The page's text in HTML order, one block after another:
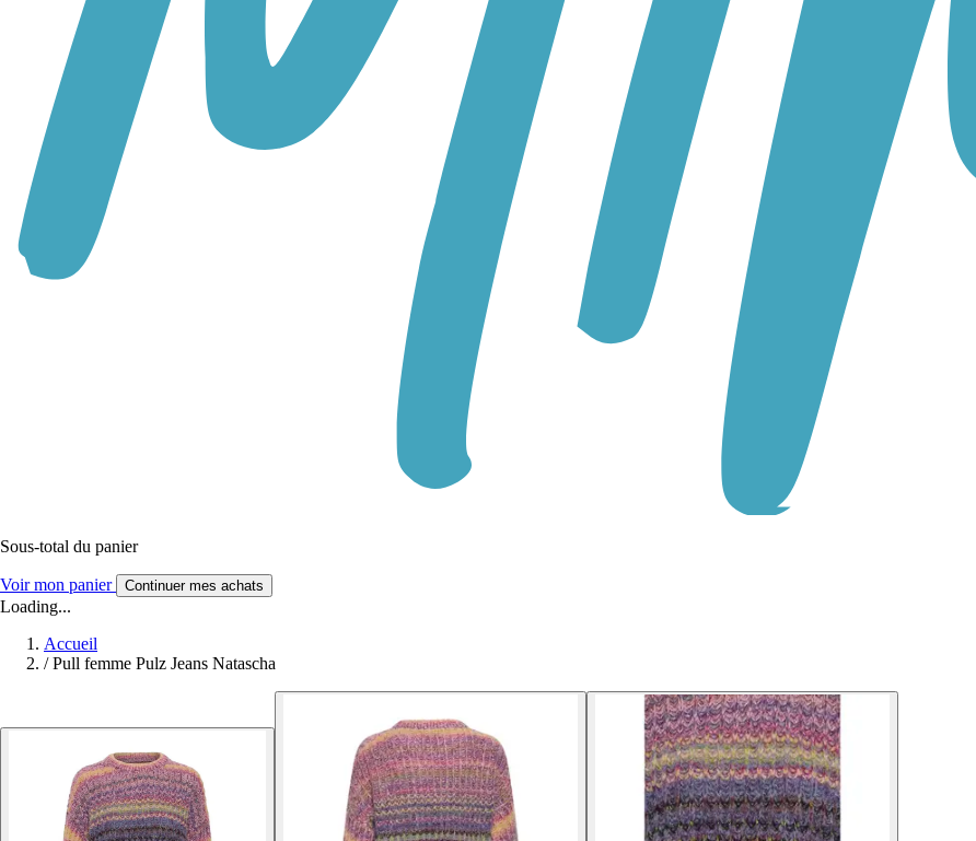
Sous-total du panier
Voir mon panier Continuer mes achats
Loading...
Accueil
/ Pull femme Pulz Jeans Natascha